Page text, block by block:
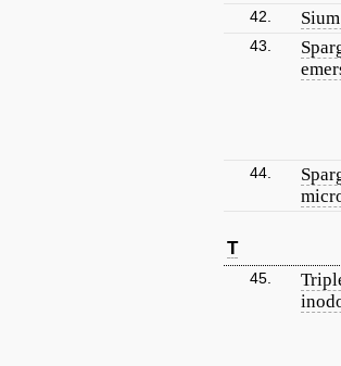
42.
43.
44.
T
45.